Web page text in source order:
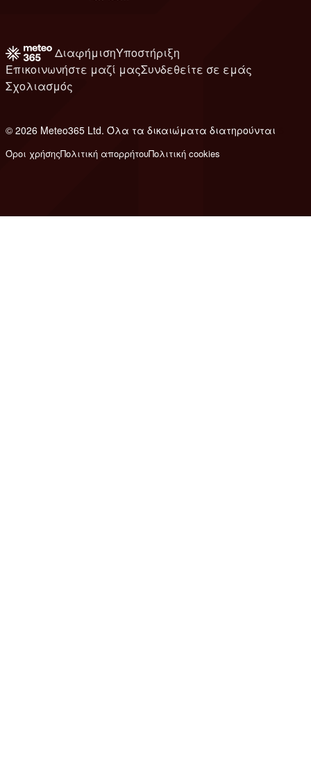
ΔιαφήμισηΥποστήριξη
Επικοινωνήστε μαζί μαςΣυνδεθείτε σε εμάς
Σχολιασμός
© 2026 Meteo365 Ltd. Όλα τα δικαιώματα διατηρούνται
Όροι χρήσηςΠολιτική απορρήτουΠολιτική cookies